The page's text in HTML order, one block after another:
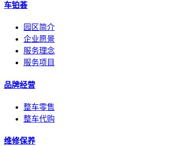
车铂荟
园区简介
企业愿景
服务理念
服务项目
品牌经营
整车零售
整车代购
维修保养